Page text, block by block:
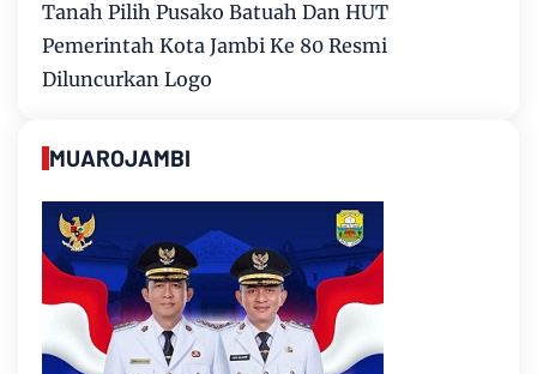
Tanah Pilih Pusako Batuah Dan HUT
Pemerintah Kota Jambi Ke 80 Resmi
Diluncurkan Logo
MUAROJAMBI